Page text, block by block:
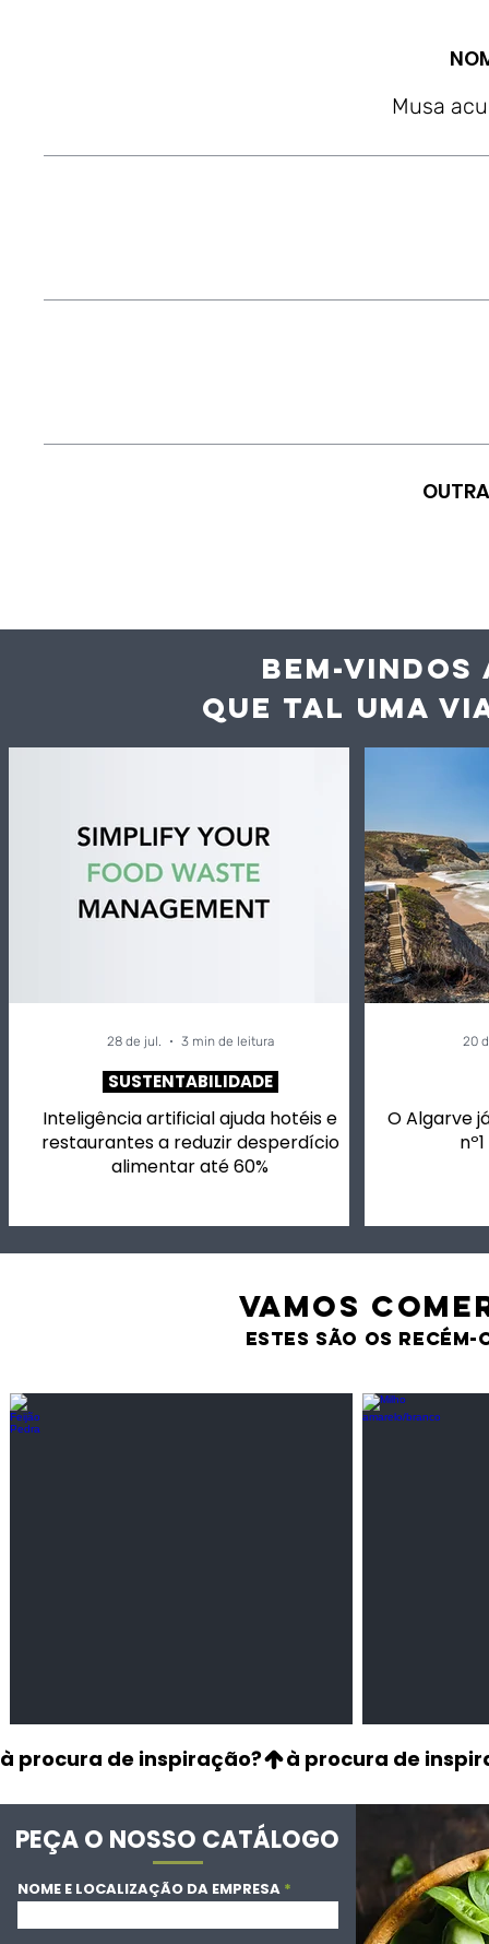
Musa
BEM-VINDOS
QUE TAL UMA
Inteligência artificial ajuda hotéis e
restaurantes a reduzir desperdício
alimentar até 60%
SUSTENTABILIDADE
28 de jul. 3 min de leitura
O Algarve
20
VAMOS
estes são os recém-
Feijão Pedra
Leguminosas
Milho
à procura de inspiração?
PEÇA O NOSSO CATÁLOGO
NOME E LOCALIZAÇÃO DA EMPRESA